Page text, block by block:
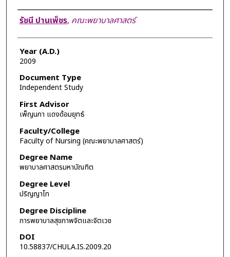
Author
รัชนี ปานเพ็ชร, คณะพยาบาลศาสตร์
Year (A.D.)
2009
Document Type
Independent Study
First Advisor
เพ็ญนภา แดงด้อมยุทธ์
Faculty/College
Faculty of Nursing (คณะพยาบาลศาสตร์)
Degree Name
พยาบาลศาสตรมหาบัณฑิต
Degree Level
ปริญญาโท
Degree Discipline
การพยาบาลสุขภาพจิตและจิตเวช
DOI
10.58837/CHULA.IS.2009.20